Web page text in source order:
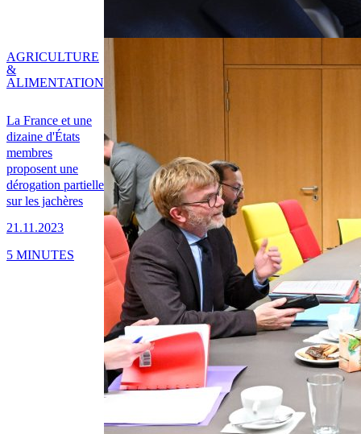
La France et une
dizaine d'États
membres
proposent une
dérogation partielle
sur les jachères
21.11.2023
AGRICULTURE
&
ALIMENTATION
5 MINUTES